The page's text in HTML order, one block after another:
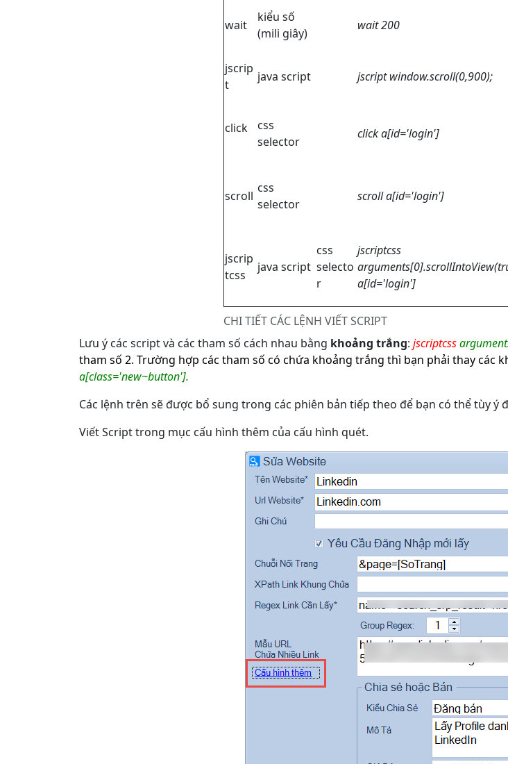
CHI TIẾT CÁC LỆNH VIẾT SCRIPT
wait
kiểu số
(mili giây)
wait 200
jscrip
t
java script jscript window.scroll(0,900);
click
css
selector
click a[id='login']
scroll
css
selector
scroll a[id='login']
jscrip
tcss
java script
css
selecto
r
jscriptcss
a[id='login']
Lưu ý các script và các tham số cách nhau bằng khoảng trắng: jscriptcss
tham số 2. Trường hợp các tham số có chứa khoảng trắng thì bạn phải thay các
a[class='new~button'].
Các lệnh trên sẽ được bổ sung trong các phiên bản tiếp theo để bạn có thể tùy
Viết Script trong mục cấu hình thêm của cấu hình quét.